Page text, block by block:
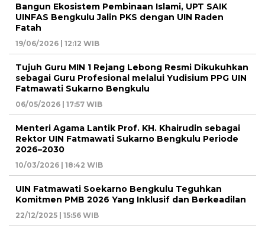
Bangun Ekosistem Pembinaan Islami, UPT SAIK
UINFAS Bengkulu Jalin PKS dengan UIN Raden
Fatah
19/06/2026 | 12:12 WIB
Tujuh Guru MIN 1 Rejang Lebong Resmi Dikukuhkan
sebagai Guru Profesional melalui Yudisium PPG UIN
Fatmawati Sukarno Bengkulu
06/05/2026 | 17:57 WIB
Menteri Agama Lantik Prof. KH. Khairudin sebagai
Rektor UIN Fatmawati Sukarno Bengkulu Periode
2026–2030
10/03/2026 | 18:42 WIB
UIN Fatmawati Soekarno Bengkulu Teguhkan
Komitmen PMB 2026 Yang Inklusif dan Berkeadilan
22/12/2025 | 15:56 WIB